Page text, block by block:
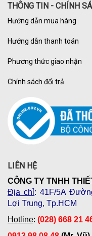
THÔNG TIN - CHÍNH
Hướng dẫn mua hàng
Hướng dẫn thanh toán
Phương thức giao nhận
Chính sách đổi trả
LIÊN HỆ
CÔNG TY TNHH
Địa chỉ: 41F/5A
Lợi Trung, Tp.HCM
Hotline: (028) 668 21